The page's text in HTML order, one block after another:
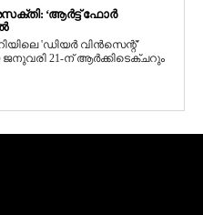
‘ആർട്ട് ഫോർ
'ഡിയർ വിൻസെന്റ്'
ജനുവരി 21-ന് ആർക്കിടെക്ചറും